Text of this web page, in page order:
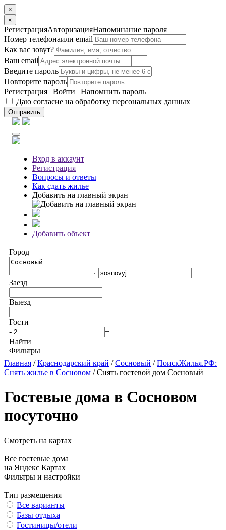
×
×
РегистрацияАвторизацияНапоминание пароля
Номер телефонаили email
Как вас зовут?
Ваш email
Введите пароль
Повторите пароль
Регистрация | Войти | Напомнить пароль
Даю согласие на обработку персональных данных
Отправить
Вход в аккаунт
Регистрация
Вопросы и ответы
Как сдать жилье
Добавить на главный экран
Добавить объект
Город
Заезд
Выезд
Гости
-
+
Найти
Фильтры
Главная /Краснодарский край /Сосновый /ПоискЖилья.РФ:
Снять жилье в Сосновом / Снять гостевой дом Сосновый
Гостевые дома в Сосновом
посуточно
Смотреть на картах
Все гостевые дома
на Яндекс Картах
Фильтры и настройки
Тип размещения
Все варианты
Базы отдыха
Гостиницы/отели